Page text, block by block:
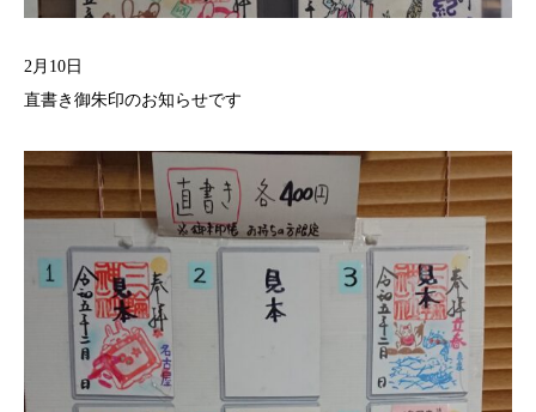
2月10日
直書き御朱印のお知らせです